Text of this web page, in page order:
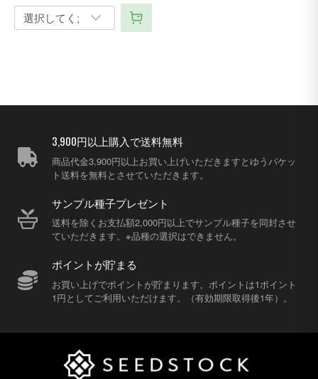
3,900円以上購入で送料無料
商品代金3,900円以上お買い上げいただきますとゆうパケッ
ト送料を無料とさせていただきます。
サンプル種子プレゼント
送料を除くお支払額2,000円以上でサンプル種子を同封させ
ていただきます。※品種の選択はできません。
ポイントが貯まる
お買い上げでポイントが貯まります。ポイントは1ポイント
1円としてご利用いただけます。（有効期限取得後1年）。